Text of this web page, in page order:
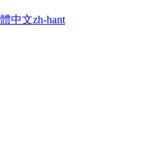
中文zh-hant